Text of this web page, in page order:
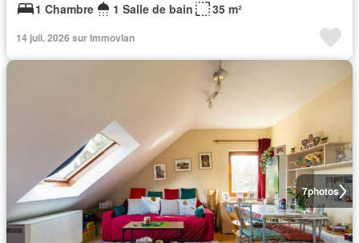
1 Chambre
1 Salle de bain 35 m²
14 juil. 2026 sur Immovlan
7photos